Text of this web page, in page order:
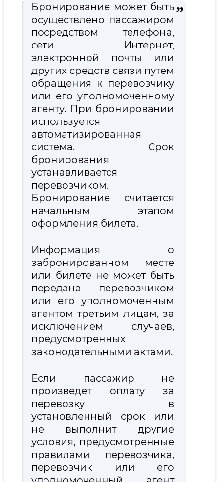
Бронирование может быть
осуществлено пассажиром
посредством телефона,
сети Интернет,
электронной почты или
других средств связи путем
обращения к перевозчику
или его уполномоченному
агенту. При бронировании
используется
автоматизированная
система. Срок
бронирования
устанавливается
перевозчиком.
Бронирование считается
начальным этапом
оформления билета.
Информация о
забронированном месте
или билете не может быть
передана перевозчиком
или его уполномоченным
агентом третьим лицам, за
исключением случаев,
предусмотренных
законодательными актами.
Если пассажир не
произведет оплату за
перевозку в
установленный срок или
не выполнит другие
условия, предусмотренные
правилами перевозчика,
перевозчик или его